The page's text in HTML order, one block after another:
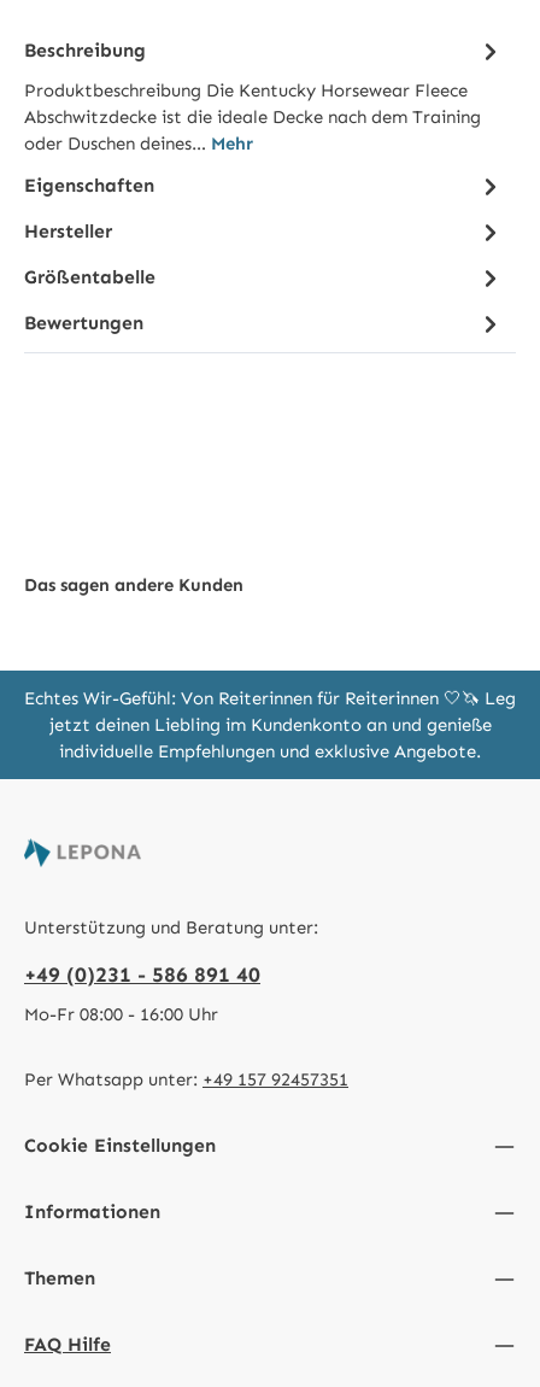
Beschreibung
Produktbeschreibung Die Kentucky Horsewear Fleece
Abschwitzdecke ist die ideale Decke nach dem Training
oder Duschen deines… Mehr
Eigenschaften
Hersteller
Größentabelle
Bewertungen
Das sagen andere Kunden
Echtes Wir-Gefühl: Von Reiterinnen für Reiterinnen 🤍🦄 Leg
jetzt deinen Liebling im Kundenkonto an und genieße
individuelle Empfehlungen und exklusive Angebote.
Unterstützung und Beratung unter:
+49 (0)231 - 586 891 40
Mo-Fr 08:00 - 16:00 Uhr
Per Whatsapp unter: +49 157 92457351
Cookie Einstellungen
Informationen
Themen
FAQ Hilfe